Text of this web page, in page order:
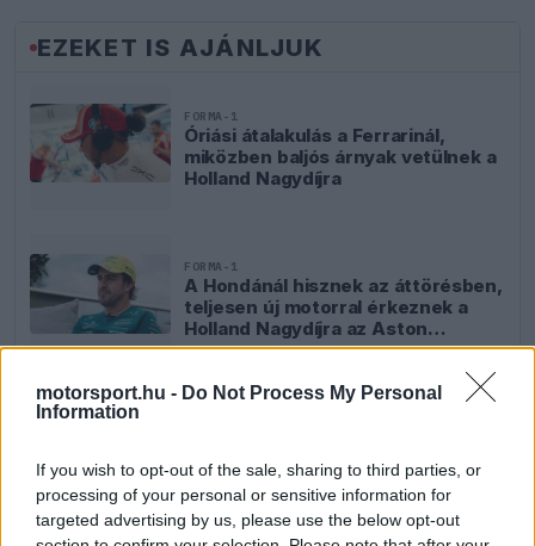
motorsport.hu - Do Not Process My Personal
Information
If you wish to opt-out of the sale, sharing to third parties, or
processing of your personal or sensitive information for
targeted advertising by us, please use the below opt-out
EZEKET IS AJÁNLJUK
FORMA-1
Óriási átalakulás a Ferrarinál,
miközben baljós árnyak vetülnek a
Holland Nagydíjra
FORMA-1
A Hondánál hisznek az áttörésben,
teljesen új motorral érkeznek a
Holland Nagydíjra az Aston
Martinnal
riválisától a Red Bull